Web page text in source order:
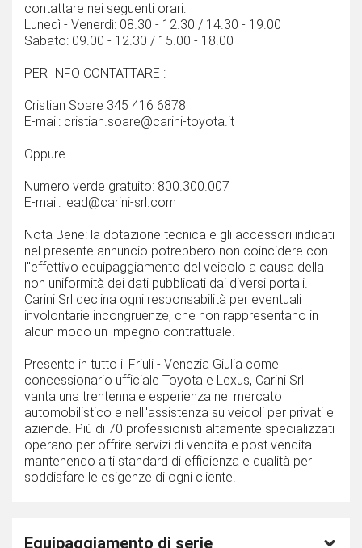
contattare nei seguenti orari:
Lunedì - Venerdì: 08.30 - 12.30 / 14.30 - 19.00
Sabato: 09.00 - 12.30 / 15.00 - 18.00
PER INFO CONTATTARE :
Cristian Soare 345 416 6878
E-mail: cristian.soare@carini-toyota.it
Oppure
Numero verde gratuito: 800.300.007
E-mail: lead@carini-srl.com
Nota Bene: la dotazione tecnica e gli accessori indicati
nel presente annuncio potrebbero non coincidere con
l''effettivo equipaggiamento del veicolo a causa della
non uniformità dei dati pubblicati dai diversi portali.
Carini Srl declina ogni responsabilità per eventuali
involontarie incongruenze, che non rappresentano in
alcun modo un impegno contrattuale.
Presente in tutto il Friuli - Venezia Giulia come
concessionario ufficiale Toyota e Lexus, Carini Srl
vanta una trentennale esperienza nel mercato
automobilistico e nell''assistenza su veicoli per privati e
aziende. Più di 70 professionisti altamente specializzati
operano per offrire servizi di vendita e post vendita
mantenendo alti standard di efficienza e qualità per
soddisfare le esigenze di ogni cliente.
Equipaggiamento di serie